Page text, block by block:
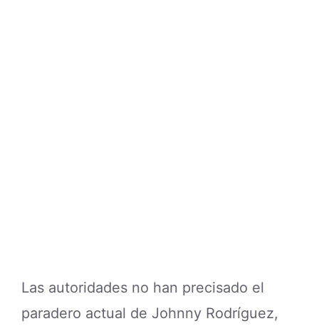
Las autoridades no han precisado el
paradero actual de Johnny Rodríguez,